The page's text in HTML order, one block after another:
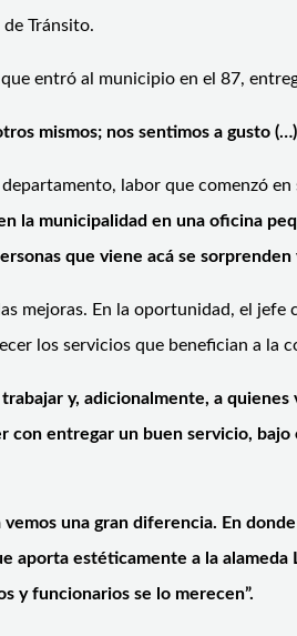
Tránsito.
entró al municipio en el 87,
mismos; nos sentimos a gusto
labor que comenzó
la municipalidad en una oficina
que viene acá se sorprenden
mejoras. En la oportunidad, el
los servicios que benefician a la
y, adicionalmente, a
entregar un buen servicio,
una gran diferencia. En
estéticamente a la alameda
y funcionarios se lo merecen”.